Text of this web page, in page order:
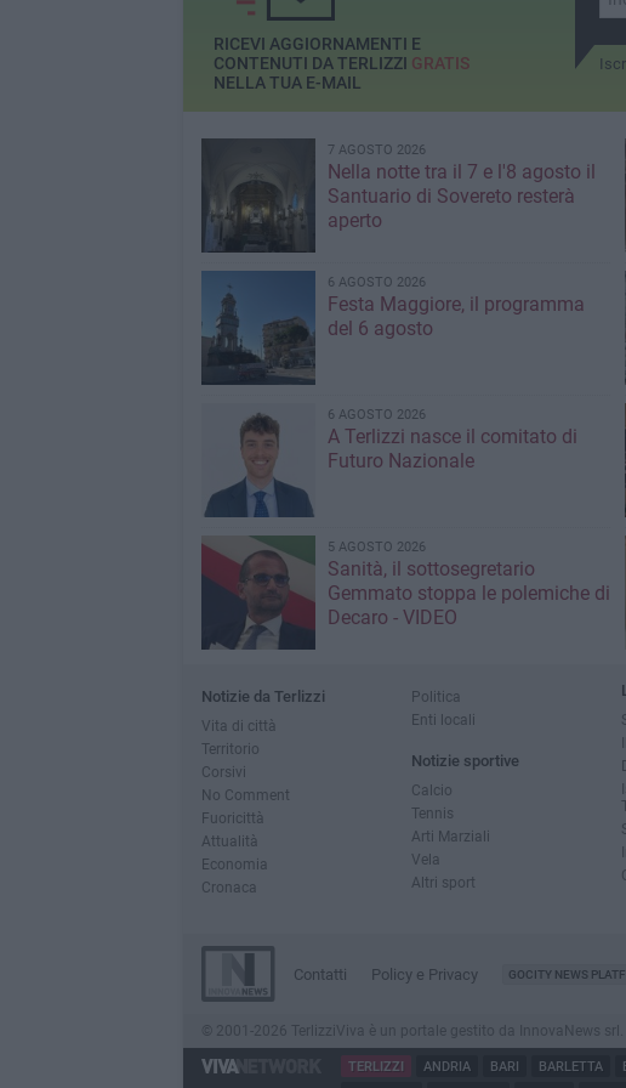
RICEVI AGGIORNAMENTI E
CONTENUTI DA TERLIZZI GRATIS
NELLA TUA E-MAIL
7 AGOSTO 2026
Nella notte tra il 7 e l'8 agosto il
Santuario di Sovereto resterà
aperto
6 AGOSTO 2026
Festa Maggiore, il programma
del 6 agosto
6 AGOSTO 2026
A Terlizzi nasce il comitato di
Futuro Nazionale
5 AGOSTO 2026
Sanità, il sottosegretario
Gemmato stoppa le polemiche di
Decaro - VIDEO
Notizie da Terlizzi
Vita di città
Territorio
Corsivi
No Comment
Fuoricittà
Attualità
Economia
Cronaca
Politica
Enti locali
Notizie sportive
Calcio
Tennis
Arti Marziali
Vela
Altri sport
Contatti Policy e Privacy GOCITY NEWS
© 2001-2026 TerlizziViva è un portale gestito da InnovaNews
TERLIZZI ANDRIA BARI BARLETTA